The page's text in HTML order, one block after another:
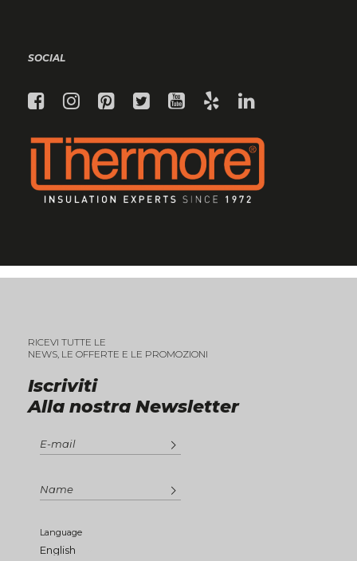
SOCIAL
Iscriviti
Alla nostra Newsletter
RICEVI TUTTE LE
NEWS, LE OFFERTE E LE PROMOZIONI
Language